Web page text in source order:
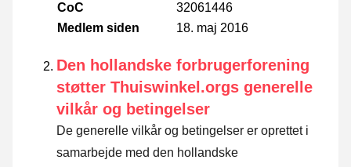
CoC
32061446
Medlem siden
18. maj 2016
Den hollandske forbrugerforening
støtter Thuiswinkel.orgs generelle
vilkår og betingelser
De generelle vilkår og betingelser er oprettet i
samarbejde med den hollandske